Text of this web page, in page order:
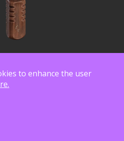
to enhance the user